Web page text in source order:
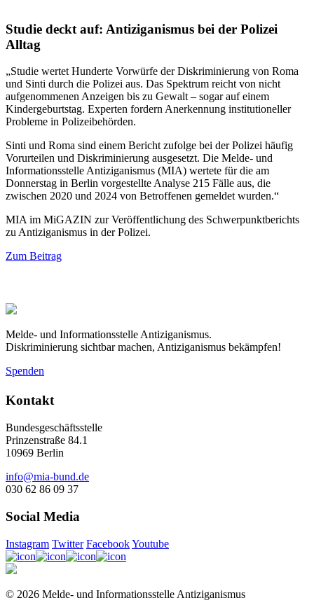
Studie deckt auf: Antiziganismus bei der Polizei
Alltag
„Studie wertet Hunderte Vorwürfe der Diskriminierung von Roma
und Sinti durch die Polizei aus. Das Spektrum reicht von nicht
aufgenommenen Anzeigen bis zu Gewalt – sogar auf einem
Kindergeburtstag. Experten fordern Anerkennung institutioneller
Probleme in Polizeibehörden.
Sinti und Roma sind einem Bericht zufolge bei der Polizei häufig
Vorurteilen und Diskriminierung ausgesetzt. Die Melde- und
Informationsstelle Antiziganismus (MIA) wertete für die am
Donnerstag in Berlin vorgestellte Analyse 215 Fälle aus, die
zwischen 2020 und 2024 von Betroffenen gemeldet wurden.“
MIA im MiGAZIN zur Veröffentlichung des Schwerpunktberichts
zu Antiziganismus in der Polizei.
Zum Beitrag
Melde- und Informationsstelle Antiziganismus.
Diskriminierung sichtbar machen, Antiziganismus bekämpfen!
Spenden
Kontakt
Bundesgeschäftsstelle
Prinzenstraße 84.1
10969 Berlin
info@mia-bund.de
030 62 86 09 37
Social Media
Instagram Twitter FacebookYoutube
© 2026 Melde- und Informationsstelle Antiziganismus